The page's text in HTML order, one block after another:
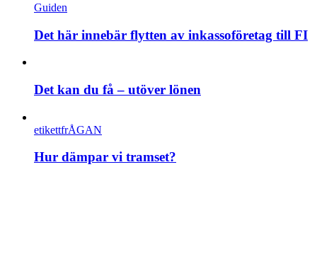
Guiden
Det här innebär flytten av inkassoföretag till FI
Det kan du få – utöver lönen
etikettfrÅGAN
Hur dämpar vi tramset?